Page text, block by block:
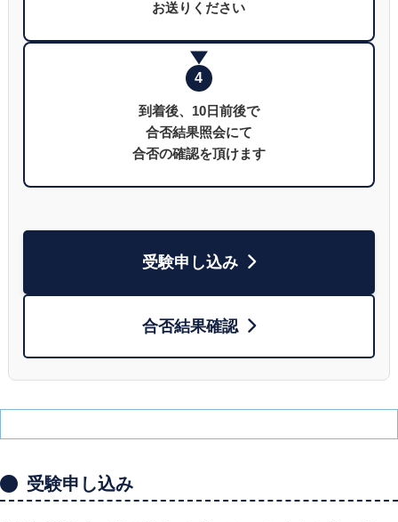
お送りください
4
到着後、10日前後で
合否結果照会にて
合否の確認を頂けます
受験申し込み
合否結果確認
受験申し込み